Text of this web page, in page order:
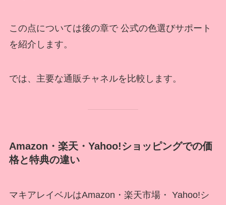
この点については後の章で 公式の色選びサポート
を紹介します。
では、主要な通販チャネルを比較します。
Amazon・楽天・Yahoo!ショッピングでの価
格と特典の違い
マキアレイベルはAmazon・楽天市場・ Yahoo!シ